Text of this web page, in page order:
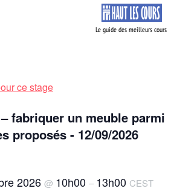
ce stage
fabriquer un meuble parmi
proposés - 12/09/2026
2026 @ 10h00 – 13h00 CEST